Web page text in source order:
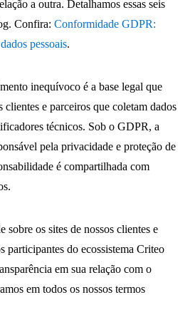
a outra. Detalhamos essas seis
Confira: Conformidade GDPR:
pessoais.
inequívoco é a base legal que
clientes e parceiros que coletam dados
técnicos. Sob o GDPR, a
pela privacidade e proteção de
é compartilhada com
sobre os sites de nossos clientes e
participantes do ecossistema Criteo
em sua relação com o
em todos os nossos termos